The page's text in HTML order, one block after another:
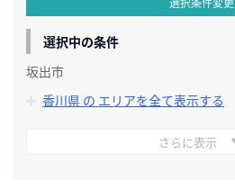
選択中の条件
坂出市
香川県 の エリアを全て表示する
さらに表示